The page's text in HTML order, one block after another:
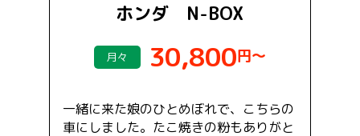
ホンダ N-BOX
月々 30,800円～
一緒に来た娘のひとめぼれで、こちらの
車にしました。たこ焼きの粉もありがと